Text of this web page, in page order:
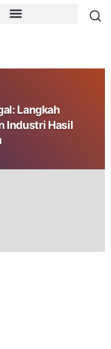
Langkah
Industri Hasil